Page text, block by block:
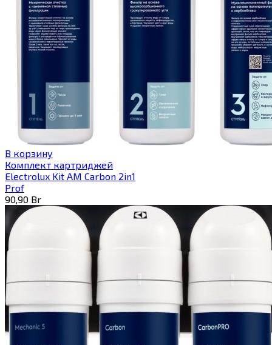
В корзину
Комплект картриджей
Electrolux Kit AM Carbon 2in1
Prof
90,90 Br